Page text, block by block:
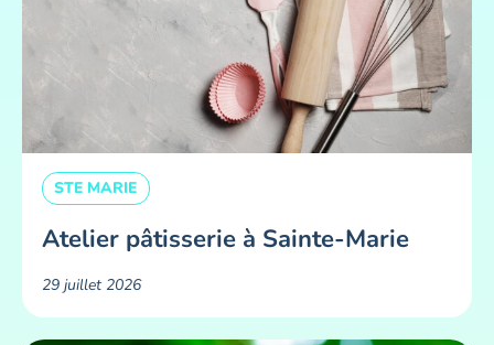
STE MARIE
Atelier pâtisserie à Sainte-Marie
29 juillet 2026